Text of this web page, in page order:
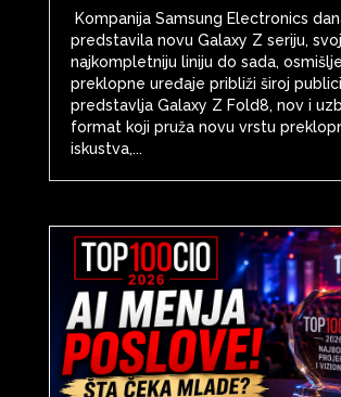
Kompanija Samsung Electronics
predstavila novu Galaxy Z seriju,
najkompletniju liniju do sada,
preklopne uređaje približi široj
predstavlja Galaxy Z Fold8, nov i
format koji pruža novu vrstu
iskustva,...